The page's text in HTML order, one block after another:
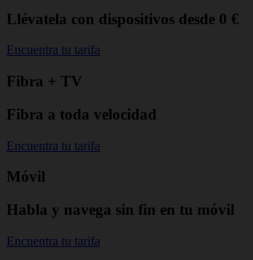
Llévatela con dispositivos desde 0 €
Encuentra tu tarifa
Fibra + TV
Fibra a toda velocidad
Encuentra tu tarifa
Móvil
Habla y navega sin fin en tu móvil
Encuentra tu tarifa